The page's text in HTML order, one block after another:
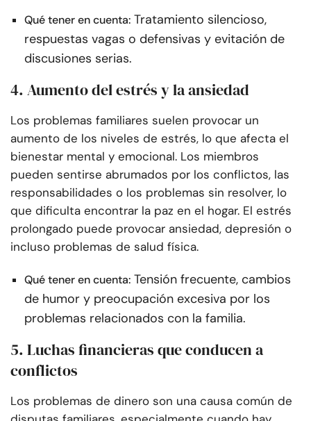
Qué tener en cuenta: Tratamiento silencioso,
respuestas vagas o defensivas y evitación de
discusiones serias.
4. Aumento del estrés y la ansiedad
Los problemas familiares suelen provocar un
aumento de los niveles de estrés, lo que afecta el
bienestar mental y emocional. Los miembros
pueden sentirse abrumados por los conflictos, las
responsabilidades o los problemas sin resolver, lo
que dificulta encontrar la paz en el hogar. El estrés
prolongado puede provocar ansiedad, depresión o
incluso problemas de salud física.
Qué tener en cuenta: Tensión frecuente, cambios
de humor y preocupación excesiva por los
problemas relacionados con la familia.
5. Luchas financieras que conducen a
conflictos
Los problemas de dinero son una causa común de